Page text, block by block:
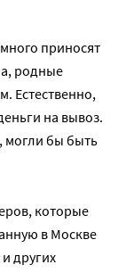
приносят
родные
Естественно,
на вывоз.
могли бы быть
которые
в Москве
других